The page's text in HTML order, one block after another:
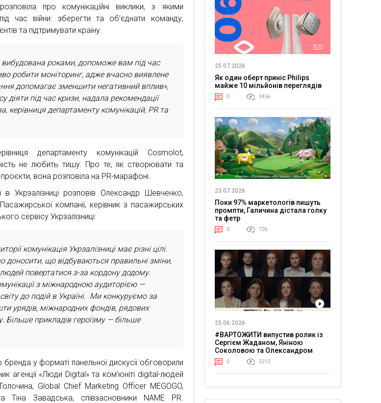
про комунікаційні виклики, з якими
час війни: зберегти та об’єднати команду,
та підтримувати країну.
вибудована роками, допоможе вам під час
робити моніторинг, адже вчасно виявлене
допомагає зменшити негативний вплив»,
діяти під час кризи, надала рекомендації
керівниця департаменту комунікацій, PR та
департаменту комунікацій Cosmolot,
не любить тишу. Про те, як створювати та
вона розповіла на PR-марафоні.
в Укрзалізниці розповів Олександр Шевченко,
компанії, керівник з пасажирських
сервісу Укрзалізниці:
комунікація Укрзалізниці має різні цілі.
доносити, що відбуваються правильні зміни,
повертатися з-за кордону додому.
з міжнародною аудиторією —
до подій в Україні. Ми конкуруємо за
урядів, міжнародних фондів, рядових
Більше прикладів героїзму — більше
у форматі панельної дискусії обговорили
агенції «Люди Digital» та ком’юніті digital-людей
Global Chief Marketing Officer MEGOGO,
Тіна Завадська, співзасновники NAME PR.
25.07.2026
Як один оберт приніс Philips
майже 10 мільйонів переглядів
0 3456
23.07.2026
Поки 97% маркетологів пишуть
промпти, Галичина дістала голку
та фетр
0 726
25.06.2026
#ВАРТОЖИТИ випустив ролик із
Сергієм Жаданом, Яніною
Соколовою та Олександром
Тереном про життя в постійній
напрузі
0 3210